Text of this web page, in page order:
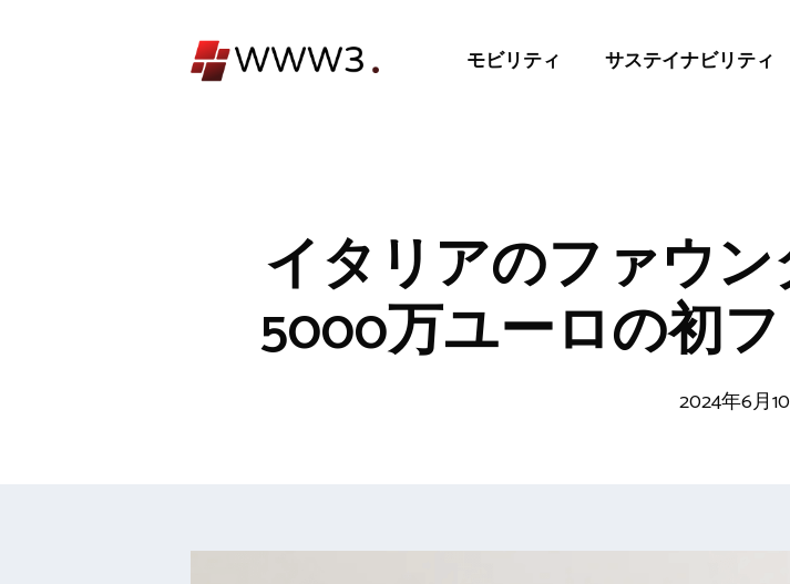
モビリティ サステイナビリティ
イタリアのファウ
5000万ユーロの初
2024年6月